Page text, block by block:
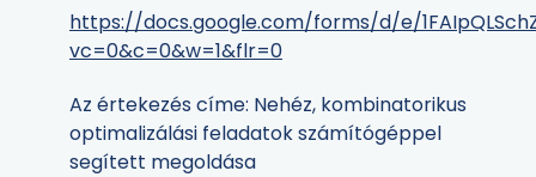
https://docs.google.com/forms/d/e/
vc=0&c=0&w=1&flr=0
Az értekezés címe: Nehéz, kombinatorikus
optimalizálási feladatok számítógéppel
segített megoldása